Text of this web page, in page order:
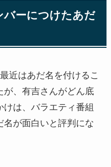
バーにつけたあだ
近はあだ名を付けるこ
が、有吉さんがどん底
は、バラエティ番組
名が面白いと評判にな